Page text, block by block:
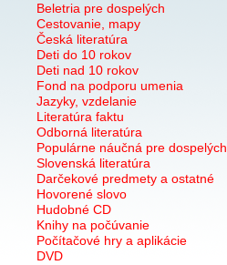
Beletria pre dospelých
Cestovanie, mapy
Česká literatúra
Deti do 10 rokov
Deti nad 10 rokov
Fond na podporu umenia
Jazyky, vzdelanie
Literatúra faktu
Odborná literatúra
Populárne náučná pre dospelých
Slovenská literatúra
Darčekové predmety a ostatné
Hovorené slovo
Hudobné CD
Knihy na počúvanie
Počítačové hry a aplikácie
DVD